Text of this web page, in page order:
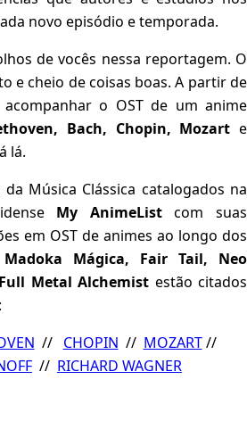
novo episódio e temporada.
de vocês nessa reportagem. O
e cheio de coisas boas. A partir de
o OST de um anime
Bach, Chopin, Mozarte
lá.
Música Clássica catalogados na
My AnimeListcom suas
em OST de animes ao longo dos
Madoka Mágica, Fair Tail, Neo
Metal Alchemist estão citados
// CHOPIN // MOZART//
// RICHARD WAGNER